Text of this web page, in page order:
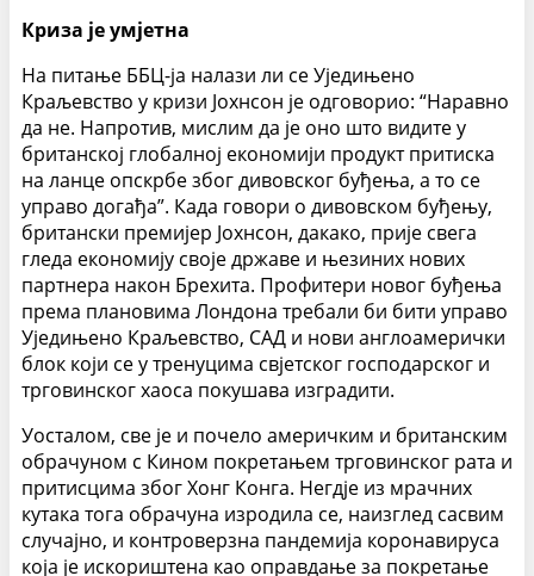
Криза је умјетна
На питање ББЦ-ја налази ли се Уједињено
Краљевство у кризи Јохнсон је одговорио: “Наравно
да не. Напротив, мислим да је оно што видите у
британској глобалној економији продукт притиска
на ланце опскрбе због дивовског буђења, а то се
управо догађа”. Када говори о дивовском буђењу,
британски премијер Јохнсон, дакако, прије свега
гледа економију своје државе и њезиних нових
партнера након Бреxита. Профитери новог буђења
према плановима Лондона требали би бити управо
Уједињено Краљевство, САД и нови англоамерички
блок који се у тренуцима свјетског господарског и
трговинског хаоса покушава изградити.
Уосталом, све је и почело америчким и британским
обрачуном с Кином покретањем трговинског рата и
притисцима због Хонг Конга. Негдје из мрачних
кутака тога обрачуна изродила се, наизглед сасвим
случајно, и контроверзна пандемија коронавируса
која је искориштена као оправдање за покретање